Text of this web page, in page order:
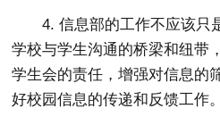
4. 信息部的工作不应该只
学校与学生沟通的桥梁和纽带
学生会的责任，增强对信息的
好校园信息的传递和反馈工作。